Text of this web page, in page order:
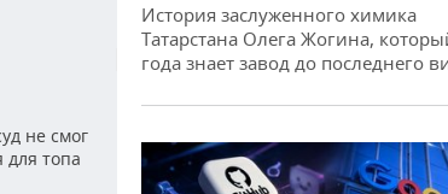
не смог
для топа
История заслуженного химика
Татарстана Олега Жогина,
года знает завод до последнего